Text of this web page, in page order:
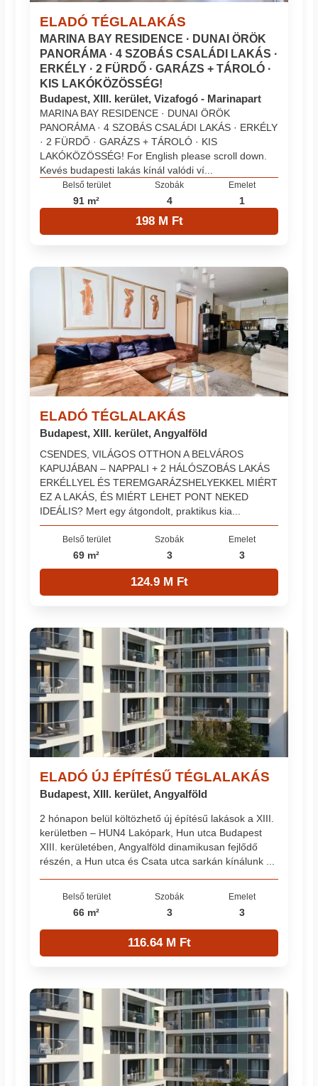
ELADÓ TÉGLALAKÁS
MARINA BAY RESIDENCE · DUNAI ÖRÖK
PANORÁMA · 4 SZOBÁS CSALÁDI LAKÁS ·
ERKÉLY · 2 FÜRDŐ · GARÁZS + TÁROLÓ ·
KIS LAKÓKÖZÖSSÉG!
Budapest, XIII. kerület, Vizafogó - Marinapart
MARINA BAY RESIDENCE · DUNAI ÖRÖK
PANORÁMA · 4 SZOBÁS CSALÁDI LAKÁS · ERKÉLY
· 2 FÜRDŐ · GARÁZS + TÁROLÓ · KIS
LAKÓKÖZÖSSÉG! For English please scroll down.
Kevés budapesti lakás kínál valódi ví...
Belső terület
91 m²
Szobák
4
Emelet
1
198 M Ft
ELADÓ TÉGLALAKÁS
Budapest, XIII. kerület, Angyalföld
CSENDES, VILÁGOS OTTHON A BELVÁROS
KAPUJÁBAN – NAPPALI + 2 HÁLÓSZOBÁS LAKÁS
ERKÉLLYEL ÉS TEREMGARÁZSHELYEKKEL MIÉRT
EZ A LAKÁS, ÉS MIÉRT LEHET PONT NEKED
IDEÁLIS? Mert egy átgondolt, praktikus kia...
Belső terület
69 m²
Szobák
3
Emelet
3
124.9 M Ft
ELADÓ ÚJ ÉPÍTÉSŰ TÉGLALAKÁS
Budapest, XIII. kerület, Angyalföld
2 hónapon belül költözhető új építésű lakások a XIII.
kerületben – HUN4 Lakópark, Hun utca Budapest
XIII. kerületében, Angyalföld dinamikusan fejlődő
részén, a Hun utca és Csata utca sarkán kínálunk ...
Belső terület
66 m²
Szobák
3
Emelet
3
116.64 M Ft